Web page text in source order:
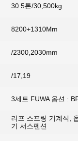
30.5톤/30,500kg
8200+1310Mm
/2300,2030mm
/17,19
3세트 FUWA 옵션 :
리프 스프링 기계식,
기 서스펜션